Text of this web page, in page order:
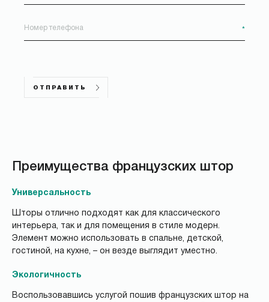
*
ОТПРАВИТЬ
Преимущества французских штор
Универсальность
Шторы отлично подходят как для классического
интерьера, так и для помещения в стиле модерн.
Элемент можно использовать в спальне, детской,
гостиной, на кухне, – он везде выглядит уместно.
Экологичность
Воспользовавшись услугой пошив французских штор на